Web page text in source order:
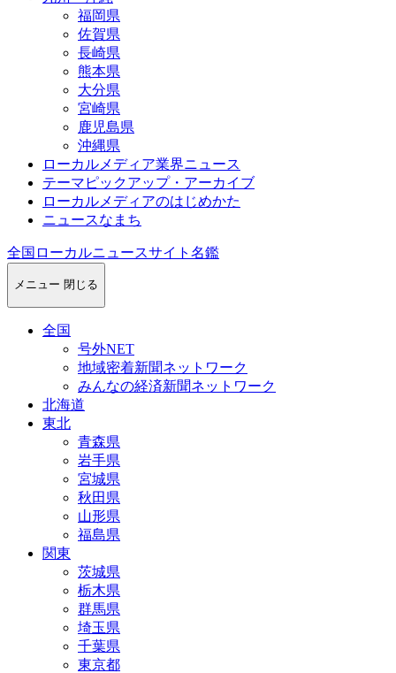
福岡県
佐賀県
長崎県
熊本県
大分県
宮崎県
鹿児島県
沖縄県
ローカルメディア業界ニュース
テーマピックアップ・アーカイブ
ローカルメディアのはじめかた
ニュースなまち
全国ローカルニュースサイト名鑑
メニュー 閉じる
全国
号外NET
地域密着新聞ネットワーク
みんなの経済新聞ネットワーク
北海道
東北
青森県
岩手県
宮城県
秋田県
山形県
福島県
関東
茨城県
栃木県
群馬県
埼玉県
千葉県
東京都